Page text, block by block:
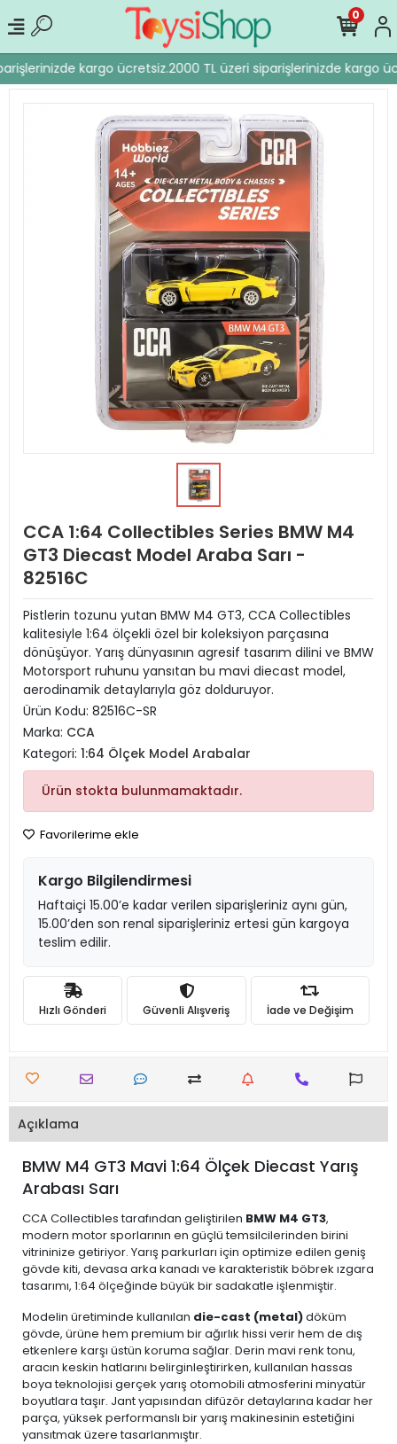
kargo ücretsiz.2000 TL üzeri siparişlerinizde kargo
0
CCA 1:64 Collectibles Series BMW M4
GT3 Diecast Model Araba Sarı -
82516C
Pistlerin tozunu yutan BMW M4 GT3, CCA Collectibles
kalitesiyle 1:64 ölçekli özel bir koleksiyon parçasına
dönüşüyor. Yarış dünyasının agresif tasarım dilini ve BMW
Motorsport ruhunu yansıtan bu mavi diecast model,
aerodinamik detaylarıyla göz dolduruyor.
Ürün Kodu: 82516C-SR
Marka: CCA
Kategori: 1:64 Ölçek Model Arabalar
Ürün stokta bulunmamaktadır.
Favorilerime ekle
Kargo Bilgilendirmesi
Haftaiçi 15.00’e kadar verilen siparişleriniz aynı gün,
15.00’den son renal siparişleriniz ertesi gün kargoya
teslim edilir.
Hızlı Gönderi Güvenli Alışveriş İade ve Değişim
Açıklama
BMW M4 GT3 Mavi 1:64 Ölçek Diecast Yarış
Arabası Sarı
CCA Collectibles tarafından geliştirilen BMW M4 GT3,
modern motor sporlarının en güçlü temsilcilerinden birini
vitrininize getiriyor. Yarış parkurları için optimize edilen geniş
gövde kiti, devasa arka kanadı ve karakteristik böbrek ızgara
tasarımı, 1:64 ölçeğinde büyük bir sadakatle işlenmiştir.
Modelin üretiminde kullanılan die-cast (metal)döküm
gövde, ürüne hem premium bir ağırlık hissi verir hem de dış
etkenlere karşı üstün koruma sağlar. Derin mavi renk tonu,
aracın keskin hatlarını belirginleştirirken, kullanılan hassas
boya teknolojisi gerçek yarış otomobili atmosferini minyatür
boyutlara taşır. Jant yapısından difüzör detaylarına kadar her
parça, yüksek performanslı bir yarış makinesinin estetiğini
yansıtmak üzere tasarlanmıştır.